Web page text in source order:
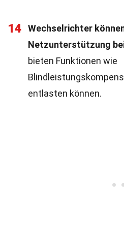
14
Wechselrichter
Netzunterstützung
bieten Funktionen wie
entlasten können.